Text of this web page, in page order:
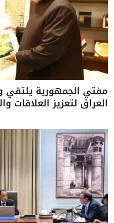
مفتي الجمهورية يلتقي
العراق لتعزيز العلاقات